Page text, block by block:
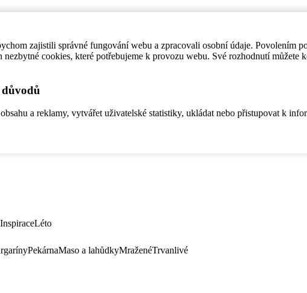
zajistili správné fungování webu a zpracovali osobní údaje. Povolením
cookies, které potřebujeme k provozu webu. Své rozhodnutí můžete
a reklamy, vytvářet uživatelské statistiky, ukládat nebo přistupovat k
InspiraceLéto
PekárnaMaso a lahůdkyMraženéTrvanlivé